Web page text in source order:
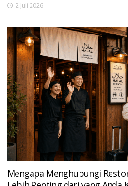
2 Juli 2026
Mengapa Menghubungi